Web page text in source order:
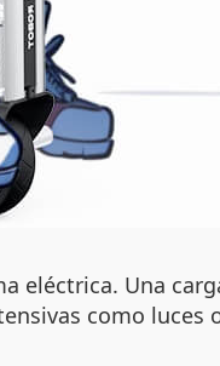
eléctrica. Una
como luces